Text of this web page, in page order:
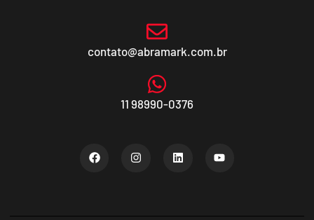
contato@abramark.com.br
11 98990-0376